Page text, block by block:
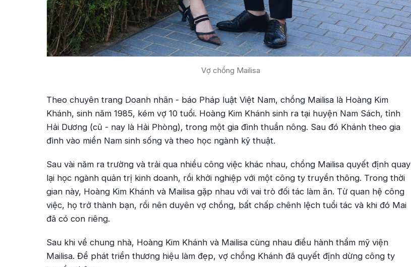
Vợ chồng Mailisa
Theo chuyên trang Doanh nhân - báo Pháp luật Việt Nam, chồng Mailisa là Hoàng Kim
Khánh, sinh năm 1985, kém vợ 10 tuổi. Hoàng Kim Khánh sinh ra tại huyện Nam Sách, tỉnh
Hải Dương (cũ - nay là Hải Phòng), trong một gia đình thuần nông. Sau đó Khánh theo gia
đình vào miền Nam sinh sống và theo học ngành kỹ thuật.
Sau vài năm ra trường và trải qua nhiều công việc khác nhau, chồng Mailisa quyết định quay
lại học ngành quản trị kinh doanh, rồi khởi nghiệp với một công ty truyền thông. Trong thời
gian này, Hoàng Kim Khánh và Mailisa gặp nhau với vai trò đối tác làm ăn. Từ quan hệ công
việc, họ trở thành bạn, rồi nên duyên vợ chồng, bất chấp chênh lệch tuổi tác và khi đó Mai
đã có con riêng.
Sau khi về chung nhà, Hoàng Kim Khánh và Mailisa cùng nhau điều hành thẩm mỹ viện
Mailisa. Để phát triển thương hiệu làm đẹp, vợ chồng Khánh đã quyết định dừng công ty